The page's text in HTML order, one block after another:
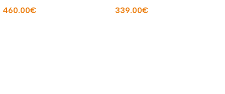
460.00€ 339.00€